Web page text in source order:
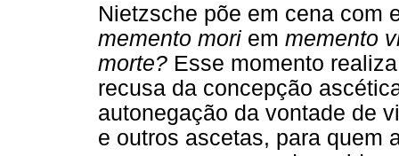
Nietzsche põe em cena com
memento mori em memento
morte? Esse momento
recusa da concepção
autonegação da vontade de
e outros ascetas, para quem